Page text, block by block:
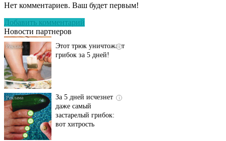
Нет комментариев. Ваш будет первым!
Добавить комментарий
Новости партнеров
исчезнет с корнем,
грибок за 5 дней!
даже самый
застарелый грибок:
вот хитрость